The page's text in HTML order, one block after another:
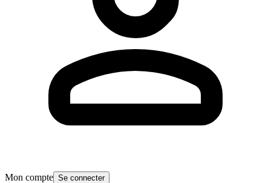
Mon compte Se connecter